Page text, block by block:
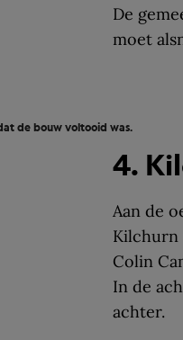
De
moet
de bouw voltooid was.
4.
Aan de
Kilchurn
Colin
In de
achter.